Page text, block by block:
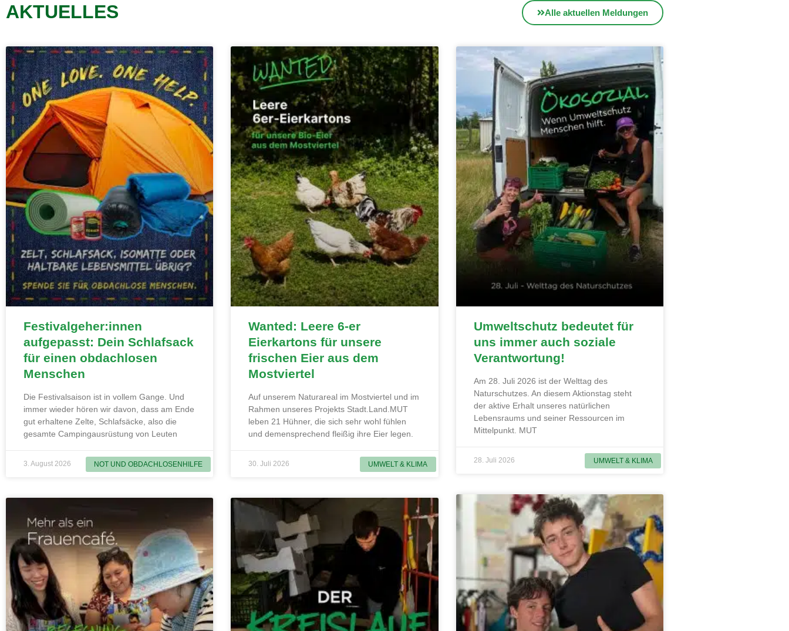
AKTUELLES Alle aktuellen Meldungen
NOT UND OBDACHLOSENHILFE
Festivalgeher:innen
aufgepasst: Dein Schlafsack
für einen obdachlosen
Menschen
Die Festivalsaison ist in vollem Gange. Und
immer wieder hören wir davon, dass am Ende
gut erhaltene Zelte, Schlafsäcke, also die
gesamte Campingausrüstung von Leuten
3. August 2026 UMWELT & KLIMA
Wanted: Leere 6-er
Eierkartons für unsere
frischen Eier aus dem
Mostviertel
Auf unserem Naturareal im Mostviertel und im
Rahmen unseres Projekts Stadt.Land.MUT
leben 21 Hühner, die sich sehr wohl fühlen
und demensprechend fleißig ihre Eier legen.
30. Juli 2026 UMWELT & KLIMA
Umweltschutz bedeutet für
uns immer auch soziale
Verantwortung!
Am 28. Juli 2026 ist der Welttag des
Naturschutzes. An diesem Aktionstag steht
der aktive Erhalt unseres natürlichen
Lebensraums und seiner Ressourcen im
Mittelpunkt. MUT
28. Juli 2026